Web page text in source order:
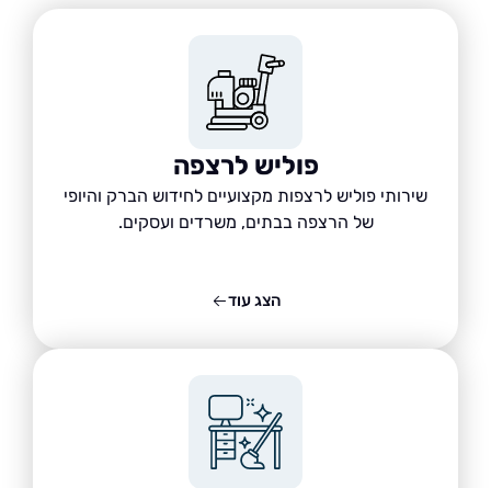
פוליש לרצפה
שירותי פוליש לרצפות מקצועיים לחידוש הברק והיופי
של הרצפה בבתים, משרדים ועסקים.